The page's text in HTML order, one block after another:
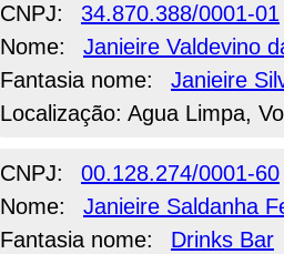
CNPJ: 34.870.388/0001-01
Nome:
Janieire Valdevino
Fantasia nome:
Janieire
Localização: Agua Limpa,
CNPJ: 00.128.274/0001-60
Nome:
Janieire Saldanha
Fantasia nome:
Drinks Bar